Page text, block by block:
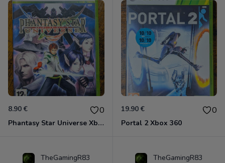
8.90 € 0
Phantasy Star Universe Xbox 360
19.90 € 0
Portal 2 Xbox 360
TheGamingR83 TheGamingR83